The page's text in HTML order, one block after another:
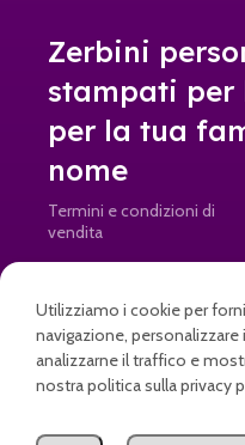
Zerbini
stampati per
per la tua
nome
Termini e condizioni di
vendita
info@doormad.it •
Utilizziamo i cookie per
navigazione,
analizzarne il traffico e
nostra politica sulla privacy